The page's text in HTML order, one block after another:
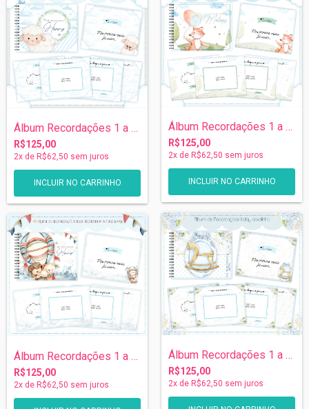
Álbum Recordações 1 a 5 anos - Ovelhinha
R$125,00
2x de R$62,50 sem juros
Álbum Recordações 1 a 5 anos - Animais
R$125,00
2x de R$62,50 sem juros
Álbum Recordações 1 a 5 anos - Animais B...
R$125,00
2x de R$62,50 sem juros
Álbum Recordações 1 a 5 anos - Cavalo de...
R$125,00
2x de R$62,50 sem juros